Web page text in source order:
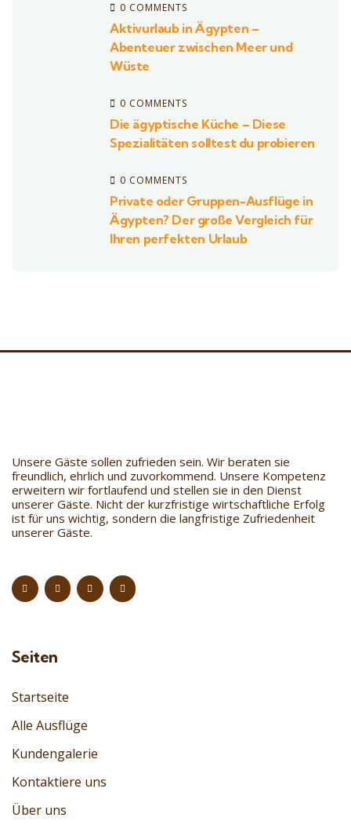
0 COMMENTS
Aktivurlaub in Ägypten –
Abenteuer zwischen Meer und
Wüste
0 COMMENTS
Die ägyptische Küche – Diese
Spezialitäten solltest du probieren
0 COMMENTS
Private oder Gruppen-Ausflüge in
Ägypten? Der große Vergleich für
Ihren perfekten Urlaub
Unsere Gäste sollen zufrieden sein. Wir beraten sie
freundlich, ehrlich und zuvorkommend. Unsere Kompetenz
erweitern wir fortlaufend und stellen sie in den Dienst
unserer Gäste. Nicht der kurzfristige wirtschaftliche Erfolg
ist für uns wichtig, sondern die langfristige Zufriedenheit
unserer Gäste.
Seiten
Startseite
Alle Ausflüge
Kundengalerie
Kontaktiere uns
Über uns